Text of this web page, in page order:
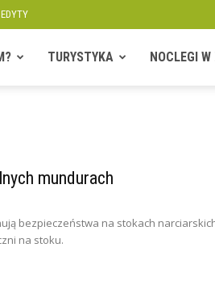
TURYSTYKA NOCLEGI
mundurach
bezpieczeństwa na stokach
na stoku.